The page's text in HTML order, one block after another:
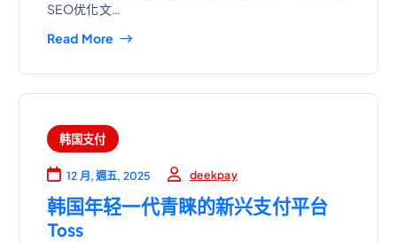
SEO优化文…
Read More
韩国支付
12 月, 週五, 2025 deekpay
韩国年轻一代青睐的新兴支付平台
Toss